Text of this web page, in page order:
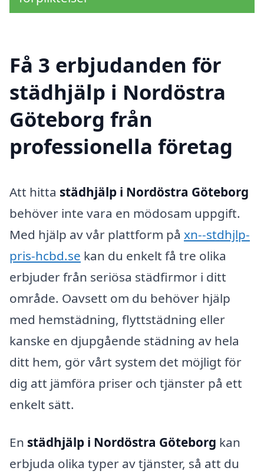
Få 3 erbjudanden för
städhjälp i Nordöstra
Göteborg från
professionella företag
Att hitta städhjälp i Nordöstra Göteborg
behöver inte vara en mödosam uppgift.
Med hjälp av vår plattform på xn--stdhjlp-
pris-hcbd.se kan du enkelt få tre olika
erbjuder från seriösa städfirmor i ditt
område. Oavsett om du behöver hjälp
med hemstädning, flyttstädning eller
kanske en djupgående städning av hela
ditt hem, gör vårt system det möjligt för
dig att jämföra priser och tjänster på ett
enkelt sätt.
En städhjälp i Nordöstra Göteborg kan
erbjuda olika typer av tjänster, så att du